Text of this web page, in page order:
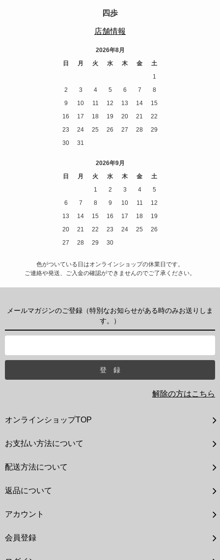
四歩
店舗情報
2026年8月
日
月 火 水 木 金
土
1
2
3 4 5 6 7
8
9
10 11 12 13 14
15
16
17 18 19 20 21
22
23
24 25 26 27 28
29
30
31
2026年9月
日
月 火 水 木 金
土
1
2 3 4
5
6
7 8 9 10 11
12
13
14 15 16 17 18
19
20
21 22 23 24 25
26
27
28 29 30
色がついている日はオンラインショップの休業日です。
ご連絡や発送、ご入金の確認ができませんのでご了承ください。
メールマガジンのご登録（特別なお知らせがある時のみお送りしま
す。）
解除の方はこちら
オンラインショップTOP
お支払い方法について
配送方法について
返品について
アカウント
会員登録